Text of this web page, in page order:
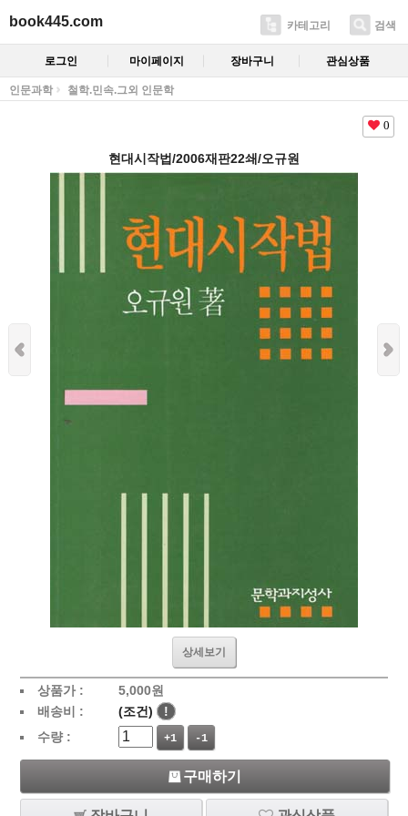
book445.com 카테고리 검색
로그인 마이페이지 장바구니 관심상품
인문과학 철학.민속.그외 인문학
0
현대시작법/2006재판22쇄/오규원
상세보기
상품가 : 5,000원
배송비 :
(조건)
!
수량 :
+1 -1
구매하기